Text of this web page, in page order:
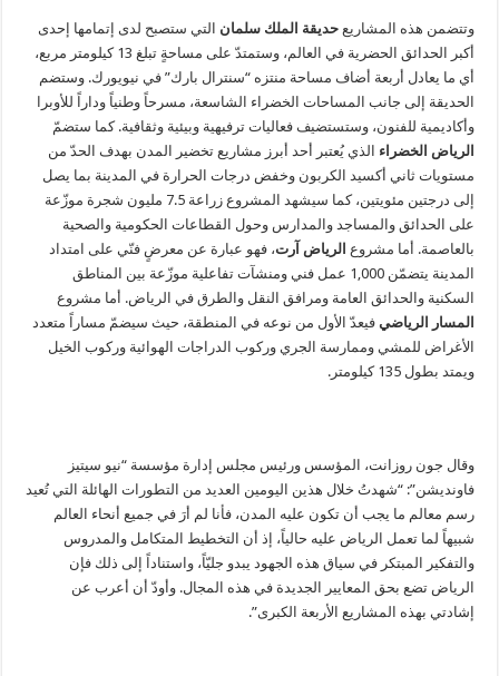
وتتضمن هذه المشاريع حديقة الملك سلمانالتي ستصبح لدى إتمامها إحدى
أكبر الحدائق الحضرية في العالم، وستمتدّ على مساحةٍ تبلغ 13 كيلومتر مربع،
أي ما يعادل أربعة أضاف مساحة منتزه “سنترال بارك” في نيويورك. وستضم
الحديقة إلى جانب المساحات الخضراء الشاسعة، مسرحاً وطنياً وداراً للأوبرا
وأكاديمية للفنون، وستستضيف فعاليات ترفيهية وبيئية وثقافية. كما ستضمّ
الرياض الخضراء
الذي يُعتبر أحد أبرز مشاريع تخضير المدن بهدف الحدّ من
مستويات ثاني أكسيد الكربون وخفض درجات الحرارة في المدينة بما يصل
إلى درجتين مئويتين، كما سيشهد المشروع زراعة 7.5 مليون شجرة موزّعة
على الحدائق والمساجد والمدارس وحول القطاعات الحكومية والصحية
بالعاصمة. أما مشروع الرياض آرت، فهو عبارة عن معرضٍ فنّي على امتداد
المدينة يتضمّن 1,000 عمل فني ومنشآت تفاعلية موزّعة بين المناطق
السكنية والحدائق العامة ومرافق النقل والطرق في الرياض. أما مشروع
المسار الرياضيفيعدّ الأول من نوعه في المنطقة، حيث سيضمّ مساراً متعدد
الأغراض للمشي وممارسة الجري وركوب الدراجات الهوائية وركوب الخيل
ويمتد بطول 135 كيلومتر.
وقال جون روزانت، المؤسس ورئيس مجلس إدارة مؤسسة “نيو سيتيز
فاونديشن”: “شهدتُ خلال هذين اليومين العديد من التطورات الهائلة التي تُعيد
رسم معالم ما يجب أن تكون عليه المدن، فأنا لم أرَ في جميع أنحاء العالم
شبيهاً لما تعمل الرياض عليه حالياً، إذ أن التخطيط المتكامل والمدروس
والتفكير المبتكر في سياق هذه الجهود يبدو جليّاً، واستناداً إلى ذلك فإن
الرياض تضع بحق المعايير الجديدة في هذه المجال. وأودّ أن أعرب عن
إشادتي بهذه المشاريع الأربعة الكبرى”.